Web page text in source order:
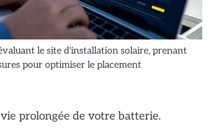
le site d'installation solaire, prenant
pour optimiser le placement
prolongée de votre batterie.